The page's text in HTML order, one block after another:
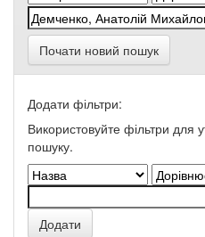
Почати новий пошук
Додати фільтри:
Використовуйте фільтри для
пошуку.